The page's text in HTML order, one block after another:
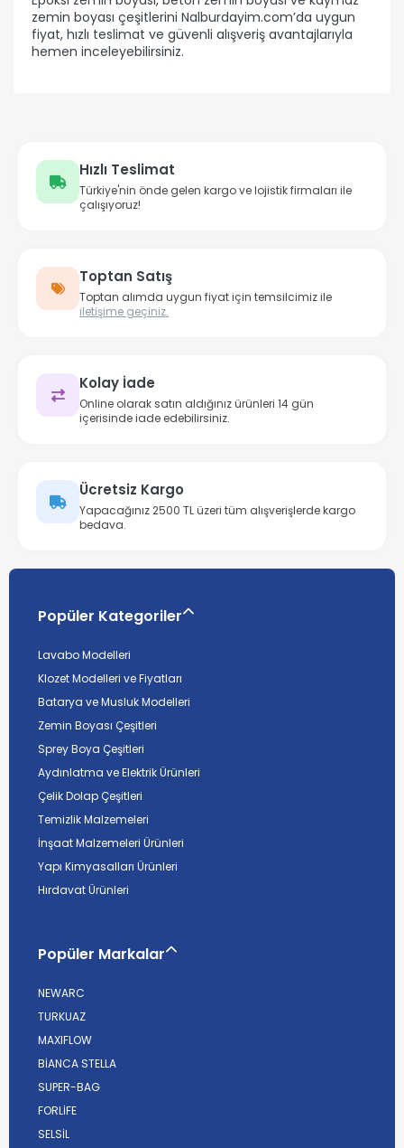
zemin boyası çeşitlerini Nalburdayim.com’da uygun
fiyat, hızlı teslimat ve güvenli alışveriş avantajlarıyla
hemen inceleyebilirsiniz.
Hızlı Teslimat
Türkiye'nin önde gelen kargo ve lojistik firmaları ile
çalışıyoruz!
Toptan Satış
Toptan alımda uygun fiyat için temsilcimiz ile
iletişime geçiniz.
Kolay İade
Online olarak satın aldığınız ürünleri 14 gün
içerisinde iade edebilirsiniz.
Ücretsiz Kargo
Yapacağınız 2500 TL üzeri tüm alışverişlerde kargo
bedava.
Popüler Kategoriler
Lavabo Modelleri
Klozet Modelleri ve Fiyatları
Batarya ve Musluk Modelleri
Zemin Boyası Çeşitleri
Sprey Boya Çeşitleri
Aydınlatma ve Elektrik Ürünleri
Çelik Dolap Çeşitleri
Temizlik Malzemeleri
İnşaat Malzemeleri Ürünleri
Yapı Kimyasalları Ürünleri
Hırdavat Ürünleri
Popüler Markalar
NEWARC
TURKUAZ
MAXIFLOW
BİANCA STELLA
SUPER-BAG
FORLİFE
SELSİL